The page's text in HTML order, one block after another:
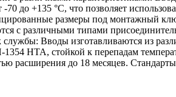
до +135 °C, что позволяет
размеры под монтажный
с различными типами
Вводы изготавливаются из
НТА, стойкой к перепадам
расширения до 18 месяцев.